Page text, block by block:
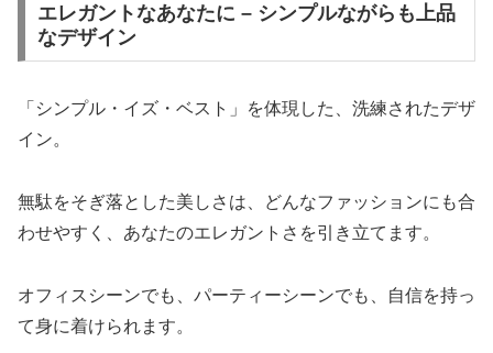
エレガントなあなたに – シンプルながらも上品
なデザイン
「シンプル・イズ・ベスト」を体現した、洗練されたデザ
イン。
無駄をそぎ落とした美しさは、どんなファッションにも合
わせやすく、あなたのエレガントさを引き立てます。
オフィスシーンでも、パーティーシーンでも、自信を持っ
て身に着けられます。